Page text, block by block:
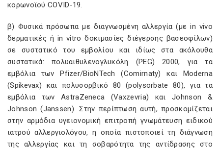
κορωνοϊού COVID-19.
β) Φυσικά πρόσωπα με διαγνωσμένη αλλεργία (με in vivo
δερματικές ή in vitro δοκιμασίες διέγερσης βασεοφίλων)
σε συστατικό του εμβολίου και ιδίως στα ακόλουθα
συστατικά: πολυαιθυλενογλυκόλη (PEG) 2000, για τα
εμβόλια των Pfizer/BioNTech (Comirnaty) και Moderna
(Spikevax) και πολυσορβικό 80 (polysorbate 80), για τα
εμβόλια των AstraZeneca (Vaxzevria) και Johnson &
Johnson (Janssen). Στην περίπτωση αυτή, προσκομίζεται
στην αρμόδια υγειονομική επιτροπή γνωμάτευση ειδικού
ιατρού αλλεργιολόγου, η οποία πιστοποιεί τη διάγνωση
της αλλεργίας και τη σοβαρότητα της αντίδρασης στο